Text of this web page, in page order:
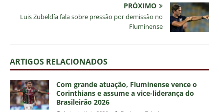
PRÓXIMO
Luis Zubeldía fala sobre pressão por demissão no
Fluminense
ARTIGOS RELACIONADOS
Com grande atuação, Fluminense vence o
Corinthians e assume a vice-liderança do
Brasileirão 2026